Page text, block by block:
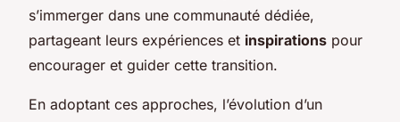
s’immerger dans une communauté dédiée,
partageant leurs expériences et inspirations pour
encourager et guider cette transition.
En adoptant ces approches, l’évolution d’un